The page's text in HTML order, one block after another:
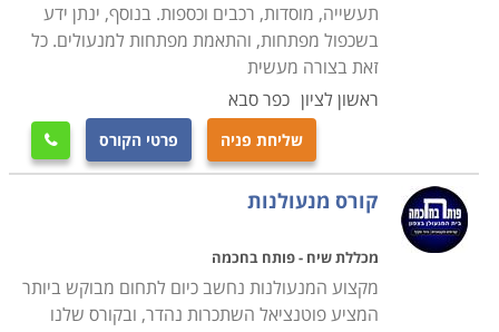
תעשייה, מוסדות, רכבים וכספות. בנוסף, ינתן ידע
בשכפול מפתחות, והתאמת מפתחות למנעולים. כל
זאת בצורה מעשית
ראשון לציון כפר סבא
שליחת פניה פרטי הקורס 
קורס מנעולנות
מכללת שיח - פותח בחכמה
מקצוע המנעולנות נחשב כיום לתחום מבוקש ביותר
המציע פוטנציאל השתכרות נהדר, ובקורס שלנו